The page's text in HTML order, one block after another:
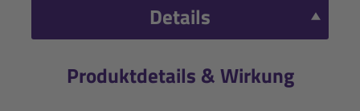
Details
Produktdetails & Wirkung